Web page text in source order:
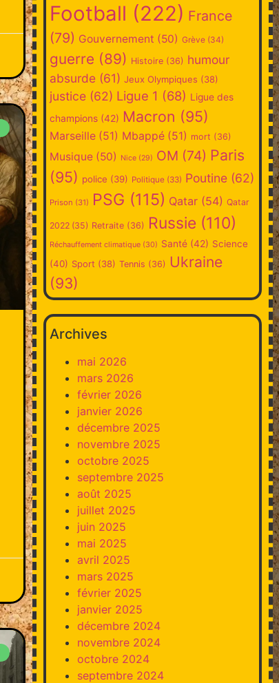
Football (222) France
(79) Gouvernement (50) Grève(34)
guerre (89) Histoire(36) humour
absurde (61) Jeux Olympiques (38)
justice(62) Ligue 1 (68) Ligue des
champions(42) Macron (95)
Marseille(51) Mbappé(51) mort (36)
Musique(50) Nice(29) OM (74) Paris
(95) police (39) Politique(33) Poutine(62)
Prison (31) PSG (115) Qatar(54) Qatar
2022(35) Retraite(36) Russie (110)
Réchauffement climatique(30) Santé(42) Science
(40) Sport (38) Tennis (36) Ukraine
(93)
Archives
mai 2026
mars 2026
février 2026
janvier 2026
décembre 2025
novembre 2025
octobre 2025
septembre 2025
août 2025
juillet 2025
juin 2025
mai 2025
avril 2025
mars 2025
février 2025
janvier 2025
décembre 2024
novembre 2024
octobre 2024
septembre 2024